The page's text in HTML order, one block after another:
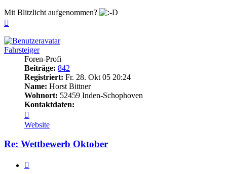
Mit Blitzlicht aufgenommen?
Fahrsteiger
Foren-Profi
Beiträge: 842
Registriert: Fr. 28. Okt 05 20:24
Name: Horst Bittner
Wohnort: 52459 Inden-Schophoven
Kontaktdaten:
von
Fahrsteiger
Website
Re: Wettbewerb Oktober